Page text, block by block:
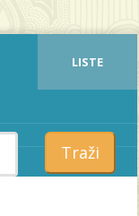
LISTE
Traži